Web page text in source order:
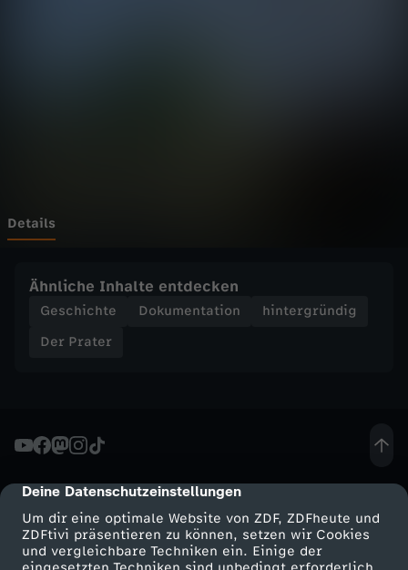
cmp-dialog-description
Deine Datenschutzeinstellungen
Um dir eine optimale Website von ZDF, ZDFheute und
ZDFtivi präsentieren zu können, setzen wir Cookies
und vergleichbare Techniken ein. Einige der
r
P
r
e
r
:
Details
Ähnliche Inhalte entdecken
Geschichte Dokumentation
hintergründig
Der Prater